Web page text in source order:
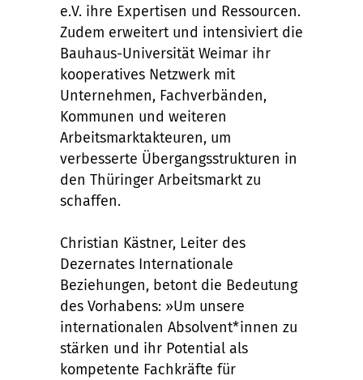
e.V. ihre Expertisen und Ressourcen.
Zudem erweitert und intensiviert die
Bauhaus-Universität Weimar ihr
kooperatives Netzwerk mit
Unternehmen, Fachverbänden,
Kommunen und weiteren
Arbeitsmarktakteuren, um
verbesserte Übergangsstrukturen in
den Thüringer Arbeitsmarkt zu
schaffen.
Christian Kästner, Leiter des
Dezernates Internationale
Beziehungen, betont die Bedeutung
des Vorhabens: »Um unsere
internationalen Absolvent*innen zu
stärken und ihr Potential als
kompetente Fachkräfte für